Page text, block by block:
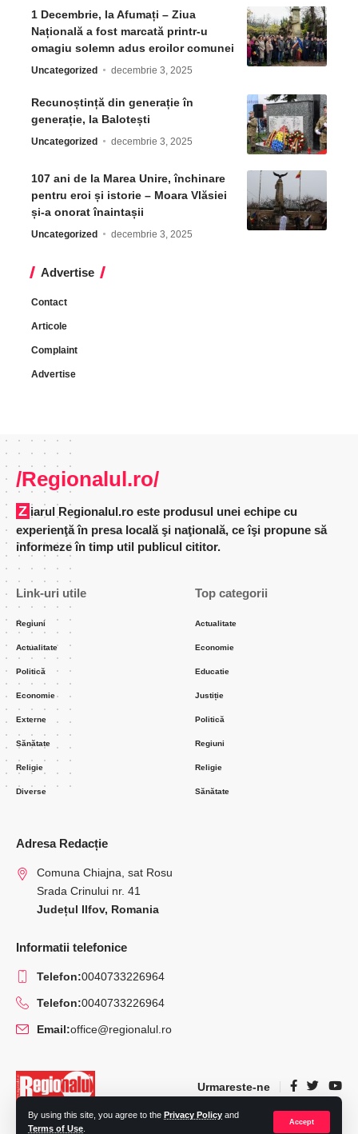
By using this site, you agree to the Privacy Policy and
Terms of Use
Accept
1 Decembrie, la Afumați – Ziua
Națională a fost marcată printr-u
omagiu solemn adus eroilor comunei
Uncategorized decembrie 3, 2025
Recunoștință din generație în
generație, la Balotești
Uncategorized decembrie 3, 2025
107 ani de la Marea Unire, închinare
pentru eroi și istorie – Moara Vlăsiei
și-a onorat înaintașii
Uncategorized decembrie 3, 2025
Advertise
Contact
Articole
Complaint
Advertise
/Regionalul.ro/
Ziarul Regionalul.ro este produsul unei echipe cu
experienţă în presa locală şi naţională, ce îşi propune să
informeze în timp util publicul cititor.
Link-uri utile
Regiuni
Actualitate
Politică
Economie
Externe
Sănătate
Religie
Diverse
Top categorii
Actualitate
Economie
Educatie
Justiție
Politică
Regiuni
Religie
Sănătate
Adresa Redacție
Comuna Chiajna, sat Rosu
Srada Crinului nr. 41
Județul Ilfov, Romania
Informatii telefonice
Telefon:0040733226964
Telefon:0040733226964
Email:office@regionalul.ro
Urmareste-ne